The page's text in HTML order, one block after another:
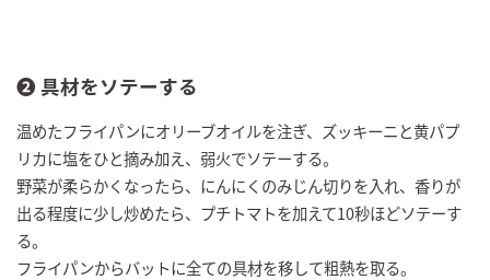
❷ 具材をソテーする
温めたフライパンにオリーブオイルを注ぎ、ズッキーニと黄パプ
リカに塩をひと摘み加え、弱火でソテーする。
野菜が柔らかくなったら、にんにくのみじん切りを入れ、香りが
出る程度に少し炒めたら、プチトマトを加えて10秒ほどソテーす
る。
フライパンからバットに全ての具材を移して粗熱を取る。